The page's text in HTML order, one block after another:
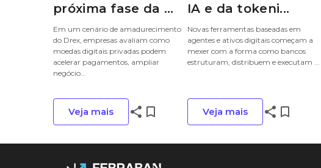
próxima fase da ...
Em um cenário de amadurecimento
do Drex, empresas avaliam como
moedas digitais privadas podem
acelerar pagamentos, ampliar
negócio...
Veja mais share bookmark_border
IA e da tokeni...
Novas ferramentas baseadas em
agentes e ativos digitais começam a
mexer com a forma como bancos
estruturam, distribuem e executam ...
Veja mais share bookmark_border